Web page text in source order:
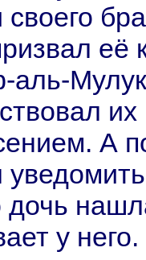
её
аль-
А
дочь
у него.